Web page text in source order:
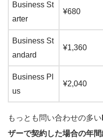
Business St
arter
¥680
Business St
andard
¥1,360
Business Pl
us
¥2,040
もっとも問い合わせの多い
ザーで契約した場合の年